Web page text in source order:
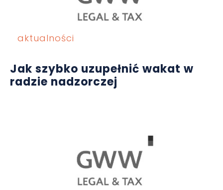
aktualności
Jak szybko uzupełnić wakat w
radzie nadzorczej